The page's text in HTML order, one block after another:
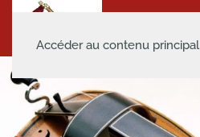
Accéder au contenu principal